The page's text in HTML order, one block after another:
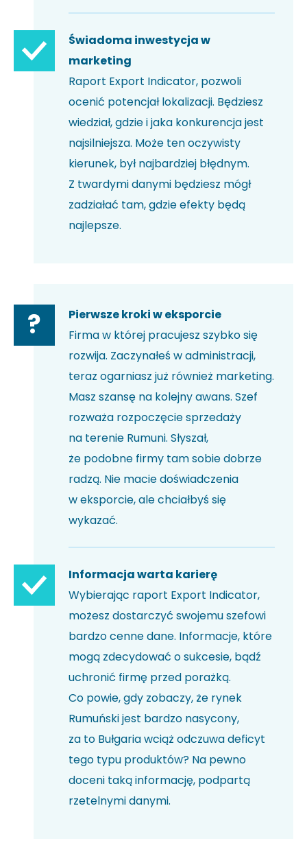
Świadoma inwestycja w
marketing
Raport Export Indicator, pozwoli
ocenić potencjał lokalizacji. Będziesz
wiedział, gdzie i jaka konkurencja jest
najsilniejsza. Może ten oczywisty
kierunek, był najbardziej błędnym.
Z twardymi danymi będziesz mógł
zadziałać tam, gdzie efekty będą
najlepsze.
?
Pierwsze kroki w eksporcie
Firma w której pracujesz szybko się
rozwija. Zaczynałeś w administracji,
teraz ogarniasz już również marketing.
Masz szansę na kolejny awans. Szef
rozważa rozpoczęcie sprzedaży
na terenie Rumuni. Słyszał,
że podobne firmy tam sobie dobrze
radzą. Nie macie doświadczenia
w eksporcie, ale chciałbyś się
wykazać.
Informacja warta karierę
Wybierając raport Export Indicator,
możesz dostarczyć swojemu szefowi
bardzo cenne dane. Informacje, które
mogą zdecydować o sukcesie, bądź
uchronić firmę przed porażką.
Co powie, gdy zobaczy, że rynek
Rumuński jest bardzo nasycony,
za to Bułgaria wciąż odczuwa deficyt
tego typu produktów? Na pewno
doceni taką informację, podpartą
rzetelnymi danymi.